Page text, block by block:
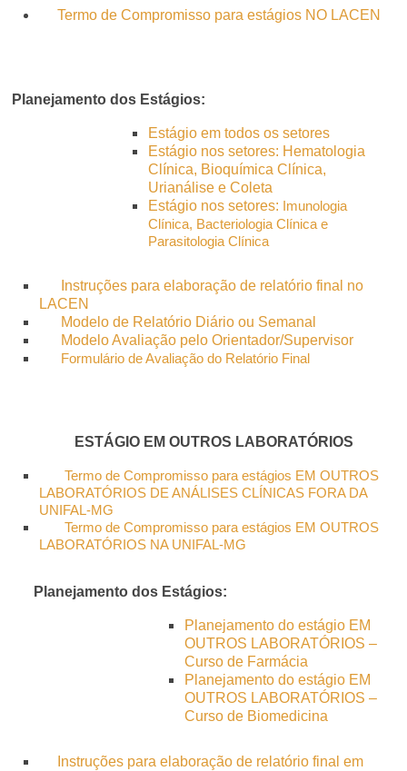
Termo de Compromisso para estágios NO LACEN
Planejamento dos Estágios:
Estágio em todos os setores
Estágio nos setores: Hematologia
Clínica, Bioquímica Clínica,
Urianálise e Coleta
Estágio nos setores: Imunologia
Clínica, Bacteriologia Clínica e
Parasitologia Clínica
Instruções para elaboração de relatório final no
LACEN
Modelo de Relatório Diário ou Semanal
Modelo Avaliação pelo Orientador/Supervisor
Formulário de Avaliação do Relatório Final
ESTÁGIO EM OUTROS LABORATÓRIOS
Termo de Compromisso para estágios EM OUTROS
LABORATÓRIOS DE ANÁLISES CLÍNICAS FORA DA
UNIFAL-MG
Termo de Compromisso para estágios EM OUTROS
LABORATÓRIOS NA UNIFAL-MG
Planejamento dos Estágios:
Planejamento do estágio EM
OUTROS LABORATÓRIOS –
Curso de Farmácia
Planejamento do estágio EM
OUTROS LABORATÓRIOS –
Curso de Biomedicina
Instruções para elaboração de relatório final em